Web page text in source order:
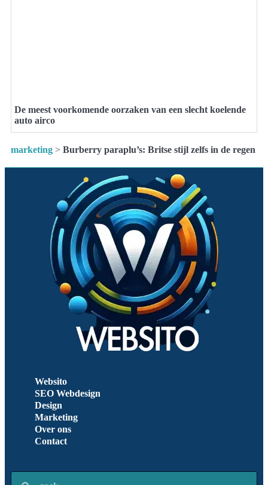
De meest voorkomende oorzaken van een slecht koelende
auto airco
marketing > Burberry paraplu’s: Britse stijl zelfs in de regen
Websito
SEO Webdesign
Design
Marketing
Over ons
Contact